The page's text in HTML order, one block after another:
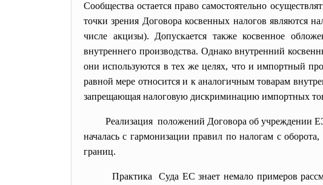
Сообщества остается право самостоятельно
точки зрения Договора косвенных налогов являются
числе акцизы). Допускается также косвенное
внутреннего производства. Однако внутренний
они используются в тех же целях, что и импортный
равной мере относится и к аналогичным товарам
запрещающая налоговую дискриминацию импортных
Реализация положений Договора об учреждении
началась с гармонизации правил по налогам с
границ.
Практика Суда ЕС знает немало примеров